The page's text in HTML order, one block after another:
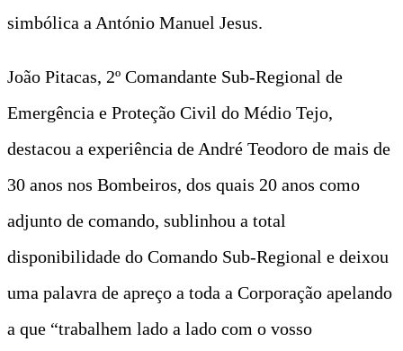
simbólica a António Manuel Jesus.
João Pitacas, 2º Comandante Sub-Regional de
Emergência e Proteção Civil do Médio Tejo,
destacou a experiência de André Teodoro de mais de
30 anos nos Bombeiros, dos quais 20 anos como
adjunto de comando, sublinhou a total
disponibilidade do Comando Sub-Regional e deixou
uma palavra de apreço a toda a Corporação apelando
a que “trabalhem lado a lado com o vosso